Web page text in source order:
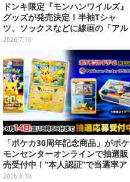
ドンキ限定『モンハンワイルズ』
グッズが発売決定！半袖Tシャ
ツ、ソックスなどに線画の「アル
シュベルド」「リオレウス」ら11
2026.7.16
「ポケカ30周年記念商品」がポケ
モンセンターオンラインで抽選販
売受付中！“本人認証”で当選率ア
ップ
2026.8.10